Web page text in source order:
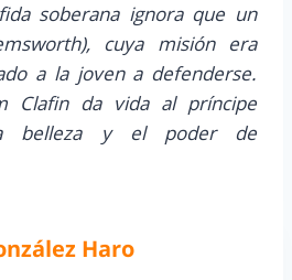
soberana ignora que un
cuya misión era
a la joven a defenderse.
Clafin da vida al príncipe
belleza y el poder de
Haro